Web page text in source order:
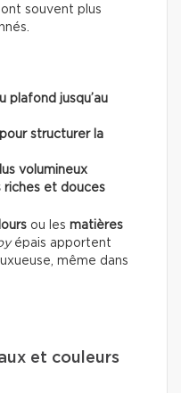
souvent plus
plafond jusqu’au
structurer la
volumineux
riches et douces
ou les matières
épais apportent
même dans
et couleurs